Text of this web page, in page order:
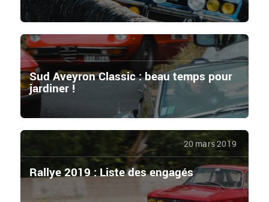
Sud Aveyron Classic : beau temps pour
jardiner !
20 mars 2019
Rallye 2019 : Liste des engagés